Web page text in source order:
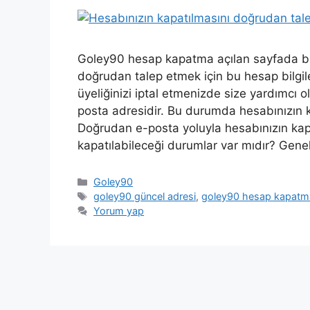
Goley90 hesap kapatma açılan sayfada
doğrudan talep etmek için bu hesap
üyeliğinizi iptal etmenizde size yardımcı
posta adresidir. Bu durumda
Doğrudan e-posta yoluyla hesabınızın
kapatılabileceği durumlar var mıdır?
Kategoriler
Goley90
Etiketler
goley90 güncel adresi,goley90 hesap
Yorum yap